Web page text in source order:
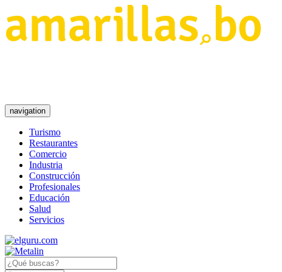
navigation
Turismo
Restaurantes
Comercio
Industria
Construcción
Profesionales
Educación
Salud
Servicios